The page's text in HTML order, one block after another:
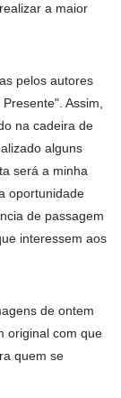
a maior
pelos autores
Assim,
na cadeira de
alguns
será a minha
oportunidade
de passagem
interessem aos
de ontem
original com que
quem se